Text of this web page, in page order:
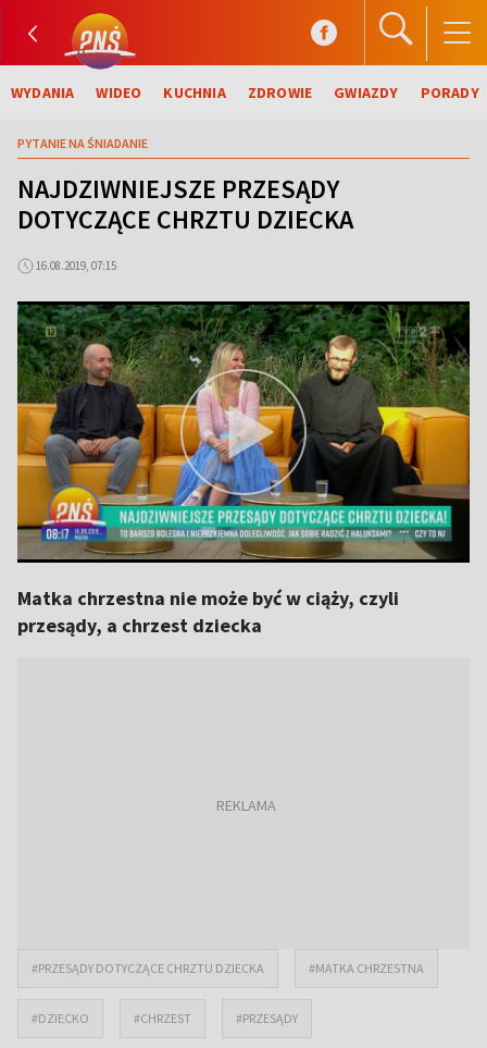
WYDANIA WIDEO KUCHNIA ZDROWIE GWIAZDY PORADY
PYTANIE NA ŚNIADANIE
NAJDZIWNIEJSZE PRZESĄDY
DOTYCZĄCE CHRZTU DZIECKA
16.08.2019, 07:15
Matka chrzestna nie może być w ciąży, czyli
przesądy, a chrzest dziecka
#PRZESĄDY DOTYCZĄCE CHRZTU DZIECKA #MATKA CHRZESTNA
#DZIECKO #CHRZEST #PRZESĄDY